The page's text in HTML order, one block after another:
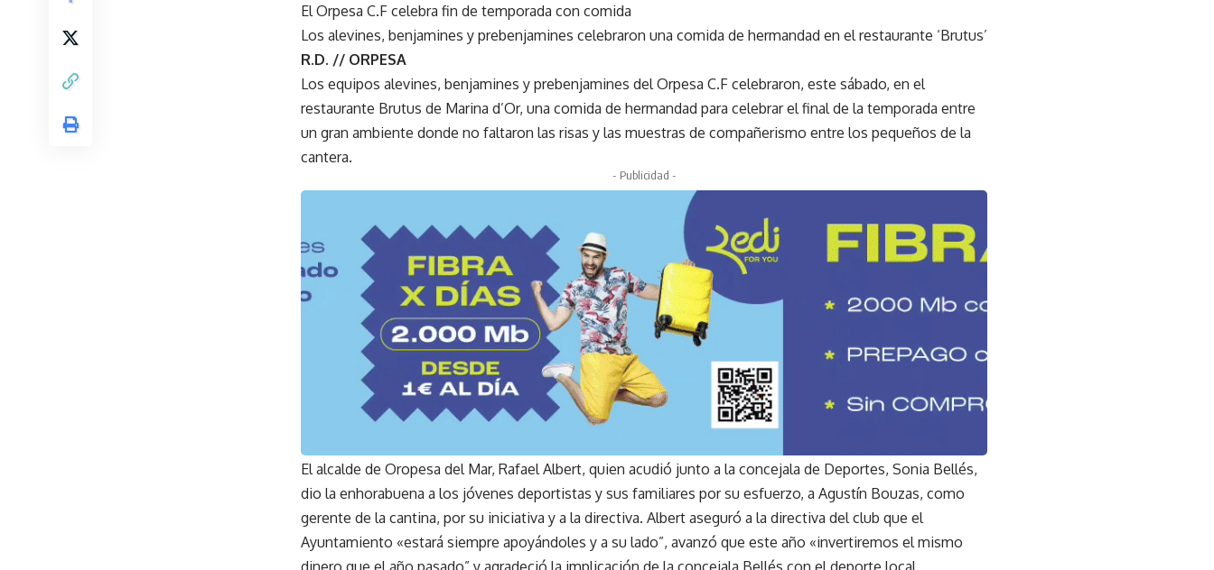
El Orpesa C.F celebra fin de temporada con comida
Los alevines, benjamines y prebenjamines celebraron una comida de hermandad en el restaurante ‘Brutus’
R.D. // ORPESA
Los equipos alevines, benjamines y prebenjamines del Orpesa C.F celebraron, este sábado, en el
restaurante Brutus de Marina d’Or, una comida de hermandad para celebrar el final de la temporada entre
un gran ambiente donde no faltaron las risas y las muestras de compañerismo entre los pequeños de la
cantera.
- Publicidad -
El alcalde de Oropesa del Mar, Rafael Albert, quien acudió junto a la concejala de Deportes, Sonia Bellés,
dio la enhorabuena a los jóvenes deportistas y sus familiares por su esfuerzo, a Agustín Bouzas, como
gerente de la cantina, por su iniciativa y a la directiva. Albert aseguró a la directiva del club que el
Ayuntamiento «estará siempre apoyándoles y a su lado”, avanzó que este año «invertiremos el mismo